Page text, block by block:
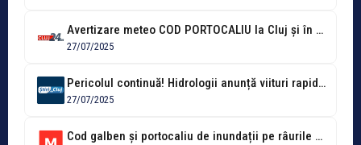
Avertizare meteo COD PORTOCALIU la Cluj și în alte județe din Transilvania....
27/07/2025
Pericolul continuă! Hidrologii anunță viituri rapide și inundații locale în Cluj și...
27/07/2025
Cod galben și portocaliu de inundații pe râurile din județul Cluj! Hidrologi:...